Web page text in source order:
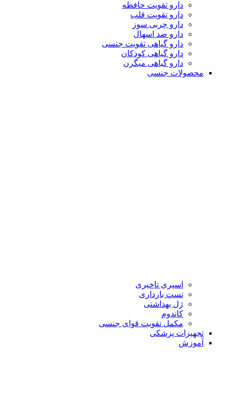
دارو تقویت حافظه
دارو تقویت قلب
دارو چربی سوز
دارو ضد اسهال
دارو گیاهی تقویت جنسی
دارو گیاهی کودکان
دارو گیاهی میگرن
محصولات جنسی
اسپری تاخیری
تست بارداری
ژل بهداشتی
کاندوم
مکمل تقویت قوای جنسی
تجهیزات پزشکی
آموزش